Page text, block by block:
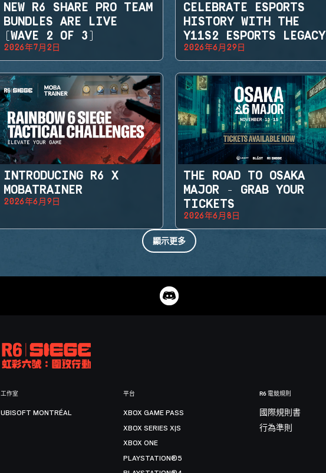
NEW R6 SHARE PRO TEAM
BUNDLES ARE LIVE
(WAVE 2 OF 3)
2026年7月2日
CELEBRATE ESPORTS
HISTORY WITH THE
Y11S2 ESPORTS LEGACY
SETS
2026年6月29日
INTRODUCING R6 X
MOBATRAINER
2026年6月9日
THE ROAD TO OSAKA
MAJOR - GRAB YOUR
TICKETS
2026年6月8日
顯示更多
工作室
UBISOFT MONTRÉAL
平台
XBOX GAME PASS
XBOX SERIES X|S
XBOX ONE
PLAYSTATION®5
R6 電競規則
國際規則書
行為準則